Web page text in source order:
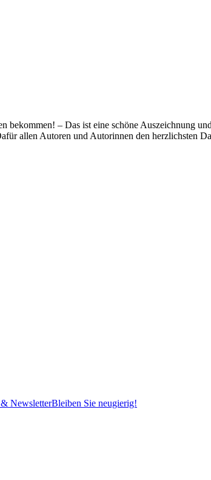
bekommen! – Das ist eine schöne Auszeichnung
allen Autoren und Autorinnen den herzlichsten
NewsletterBleiben Sie neugierig!